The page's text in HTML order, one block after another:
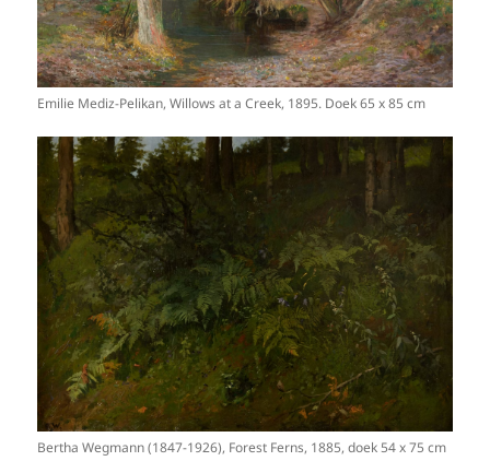
Emilie Mediz-Pelikan, Willows at a Creek, 1895. Doek 65 x 85 cm
Bertha Wegmann (1847-1926), Forest Ferns, 1885, doek 54 x 75 cm